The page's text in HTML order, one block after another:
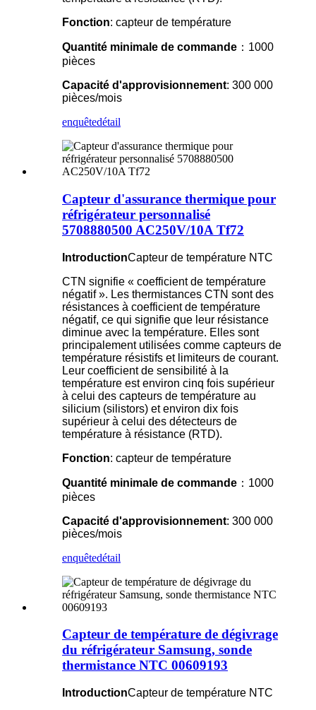
Fonction: capteur de température
Quantité minimale de commande ：1000
pièces
Capacité d'approvisionnement: 300 000
pièces/mois
enquêtedétail
Capteur d'assurance thermique pour
réfrigérateur personnalisé
5708880500 AC250V/10A Tf72
IntroductionCapteur de température NTC
CTN signifie « coefficient de température
négatif ». Les thermistances CTN sont des
résistances à coefficient de température
négatif, ce qui signifie que leur résistance
diminue avec la température. Elles sont
principalement utilisées comme capteurs de
température résistifs et limiteurs de courant.
Leur coefficient de sensibilité à la
température est environ cinq fois supérieur
à celui des capteurs de température au
silicium (silistors) et environ dix fois
supérieur à celui des détecteurs de
température à résistance (RTD).
Fonction: capteur de température
Quantité minimale de commande ：1000
pièces
Capacité d'approvisionnement: 300 000
pièces/mois
enquêtedétail
Capteur de température de dégivrage
du réfrigérateur Samsung, sonde
thermistance NTC 00609193
IntroductionCapteur de température NTC